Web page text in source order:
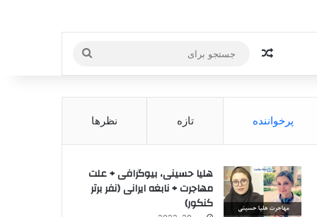
نوشته تصادفی
جستجو
برای
پرخواننده تازه نظرها
هلیا حسینی، بیوگرافی + علت
مهاجرت + نابغه ایرانی (نفر برتر
کنکور)